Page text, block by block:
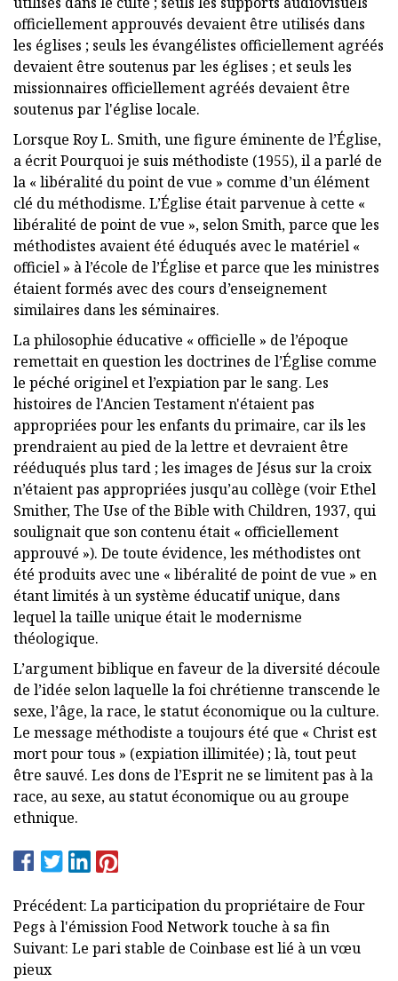
officiellement approuvés devaient être utilisés dans
les églises ; seuls les évangélistes officiellement agréés
devaient être soutenus par les églises ; et seuls les
missionnaires officiellement agréés devaient être
soutenus par l'église locale.
Lorsque Roy L. Smith, une figure éminente de l’Église,
a écrit Pourquoi je suis méthodiste (1955), il a parlé de
la « libéralité du point de vue » comme d’un élément
clé du méthodisme. L’Église était parvenue à cette «
libéralité de point de vue », selon Smith, parce que les
méthodistes avaient été éduqués avec le matériel «
officiel » à l’école de l’Église et parce que les ministres
étaient formés avec des cours d’enseignement
similaires dans les séminaires.
La philosophie éducative « officielle » de l’époque
remettait en question les doctrines de l’Église comme
le péché originel et l’expiation par le sang. Les
histoires de l'Ancien Testament n'étaient pas
appropriées pour les enfants du primaire, car ils les
prendraient au pied de la lettre et devraient être
rééduqués plus tard ; les images de Jésus sur la croix
n’étaient pas appropriées jusqu’au collège (voir Ethel
Smither, The Use of the Bible with Children, 1937, qui
soulignait que son contenu était « officiellement
approuvé »). De toute évidence, les méthodistes ont
été produits avec une « libéralité de point de vue » en
étant limités à un système éducatif unique, dans
lequel la taille unique était le modernisme
théologique.
L’argument biblique en faveur de la diversité découle
de l’idée selon laquelle la foi chrétienne transcende le
sexe, l’âge, la race, le statut économique ou la culture.
Le message méthodiste a toujours été que « Christ est
mort pour tous » (expiation illimitée) ; là, tout peut
être sauvé. Les dons de l’Esprit ne se limitent pas à la
race, au sexe, au statut économique ou au groupe
ethnique.
Précédent: La participation du propriétaire de Four
Pegs à l'émission Food Network touche à sa fin
Suivant: Le pari stable de Coinbase est lié à un vœu
pieux